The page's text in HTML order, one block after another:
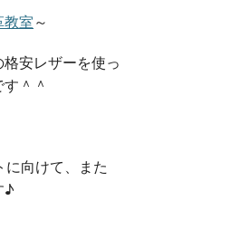
教室～
安レザーを使っ
＾＾
向けて、また
♪